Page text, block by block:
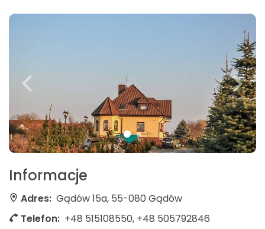
Informacje
Adres: Gądów 15a, 55-080 Gądów
Telefon: +48 515108550, +48 505792846